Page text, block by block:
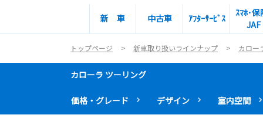
新 車 中古車 ｱﾌﾀｰｻｰﾋﾞｽ
ｽﾏﾎ･保
JAF
トップページ 新車取り扱いラインナップ カロー
カローラ ツーリング
価格・グレード デザイン 室内空間